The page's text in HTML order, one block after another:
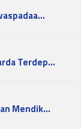
Terdep…
Mendik…